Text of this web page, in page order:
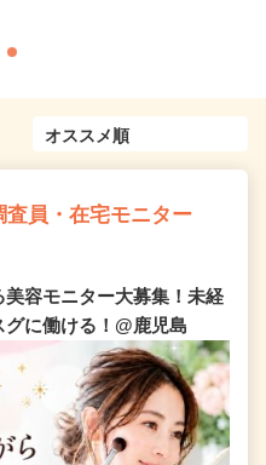
員・在宅モニター
容モニター大募集！未経
に働ける！@鹿児島